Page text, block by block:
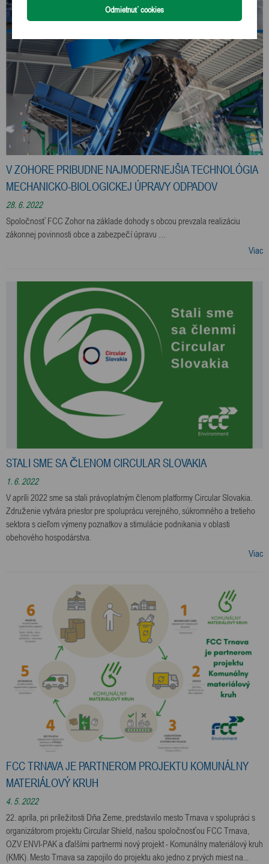
V ZOHORE PRIBUDNE NAJMODERNEJŠIA TECHNOLÓGIA
MECHANICKO-BIOLOGICKEJ ÚPRAVY ODPADOV
28. 6. 2022
Spoločnosť FCC Zohor na základe dohody s obcou prevzala realizáciu
zákonnej povinnosti obce a zabezpečí úpravu …
Viac
STALI SME SA ČLENOM CIRCULAR SLOVAKIA
1. 6. 2022
V apríli 2022 sme sa stali právoplatným členom platformy Circular Slovakia.
Združenie vytvára priestor pre spoluprácu verejného, súkromného a tretieho
sektora s cieľom výmeny poznatkov a stimulácie podnikania v oblasti
obehového hospodárstva.
Viac
FCC TRNAVA JE PARTNEROM PROJEKTU KOMUNÁLNY
MATERIÁLOVÝ KRUH
4. 5. 2022
22. apríla, pri príležitosti Dňa Zeme, predstavilo mesto Trnava v spolupráci s
organizátorom projektu Circular Shield, našou spoločnosťou FCC Trnava,
OZV ENVI-PAK a ďalšími partnermi nový projekt - Komunálny materiálový kruh
(KMK). Mesto Trnava sa zapojilo do projektu ako jedno z prvých miest na...